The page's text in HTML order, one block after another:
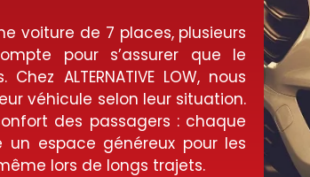
voiture de 7 places, plusieurs
pour s’assurer que le
ALTERNATIVE LOW, nous
véhicule selon leur situation.
des passagers : chaque
espace généreux pour les
lors de longs trajets.